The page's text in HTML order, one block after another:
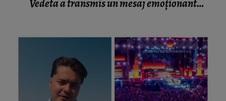
Vedeta a transmis un mesaj emoționant